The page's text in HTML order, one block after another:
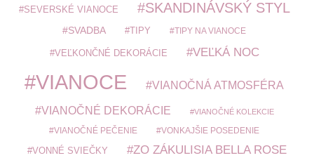
SEVERSKÉ VIANOCE SKANDINÁVSKÝ STYL
SVADBA TIPY TIPY NA VIANOCE
VEĽKONČNÉ DEKORÁCIE VEĽKÁ NOC
VIANOCE VIANOČNÁ ATMOSFÉRA
VIANOČNÉ DEKORÁCIE VIANOČNÉ KOLEKCIE
VIANOČNÉ PEČENIE VONKAJŠIE POSEDENIE
VONNÉ SVIEČKY ZO ZÁKULISIA BELLA ROSE